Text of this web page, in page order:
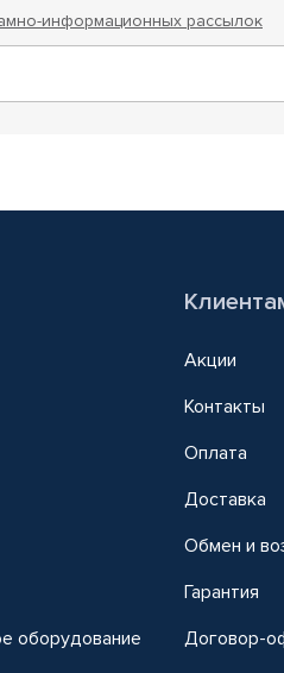
информационных рассылок
оборудование
Акции
Контакты
Оплата
Доставка
Обмен и
Гарантия
Договор-